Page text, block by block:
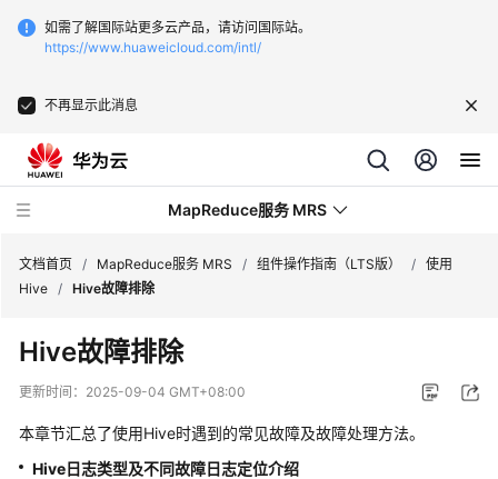
如需了解国际站更多云产品，请访问国际站。
https://www.huaweicloud.com/intl/
不再显示此消息
MapReduce服务 MRS
新
动
服
文档首页 / MapReduce服务 MRS / 组件操作指南（LTS版） / 使用
Hive / Hive故障排除
Hive故障排除
更新时间： 2025-09-04 GMT+08:00
本章节汇总了使用Hive时遇到的常见故障及故障处理方法。
Hive日志类型及不同故障日志定位介绍